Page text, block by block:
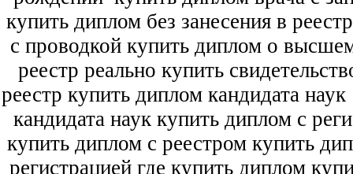
купить диплом без занесения в
с проводкой купить диплом о
реестр реально купить
реестр купить диплом кандидата наук
кандидата наук купить диплом с
купить диплом с реестром купить
регистрацией где купить диплом